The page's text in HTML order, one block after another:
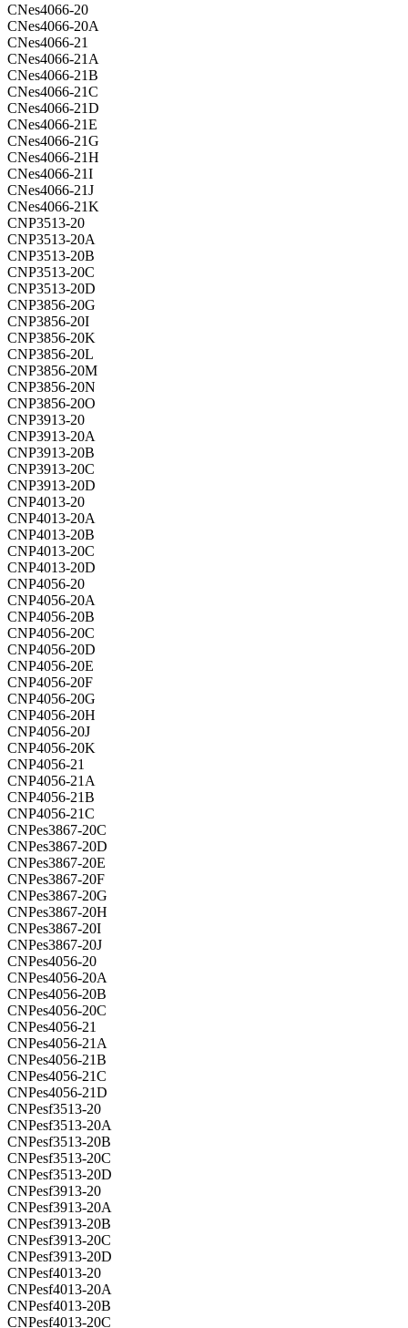
CNes4066-20
CNes4066-20A
CNes4066-21
CNes4066-21A
CNes4066-21B
CNes4066-21C
CNes4066-21D
CNes4066-21E
CNes4066-21G
CNes4066-21H
CNes4066-21I
CNes4066-21J
CNes4066-21K
CNP3513-20
CNP3513-20A
CNP3513-20B
CNP3513-20C
CNP3513-20D
CNP3856-20G
CNP3856-20I
CNP3856-20K
CNP3856-20L
CNP3856-20M
CNP3856-20N
CNP3856-20O
CNP3913-20
CNP3913-20A
CNP3913-20B
CNP3913-20C
CNP3913-20D
CNP4013-20
CNP4013-20A
CNP4013-20B
CNP4013-20C
CNP4013-20D
CNP4056-20
CNP4056-20A
CNP4056-20B
CNP4056-20C
CNP4056-20D
CNP4056-20E
CNP4056-20F
CNP4056-20G
CNP4056-20H
CNP4056-20J
CNP4056-20K
CNP4056-21
CNP4056-21A
CNP4056-21B
CNP4056-21C
CNPes3867-20C
CNPes3867-20D
CNPes3867-20E
CNPes3867-20F
CNPes3867-20G
CNPes3867-20H
CNPes3867-20I
CNPes3867-20J
CNPes4056-20
CNPes4056-20A
CNPes4056-20B
CNPes4056-20C
CNPes4056-21
CNPes4056-21A
CNPes4056-21B
CNPes4056-21C
CNPes4056-21D
CNPesf3513-20
CNPesf3513-20A
CNPesf3513-20B
CNPesf3513-20C
CNPesf3513-20D
CNPesf3913-20
CNPesf3913-20A
CNPesf3913-20B
CNPesf3913-20C
CNPesf3913-20D
CNPesf4013-20
CNPesf4013-20A
CNPesf4013-20B
CNPesf4013-20C